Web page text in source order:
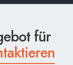
für